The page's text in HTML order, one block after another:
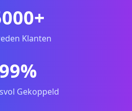
Klanten
99%
Gekoppeld